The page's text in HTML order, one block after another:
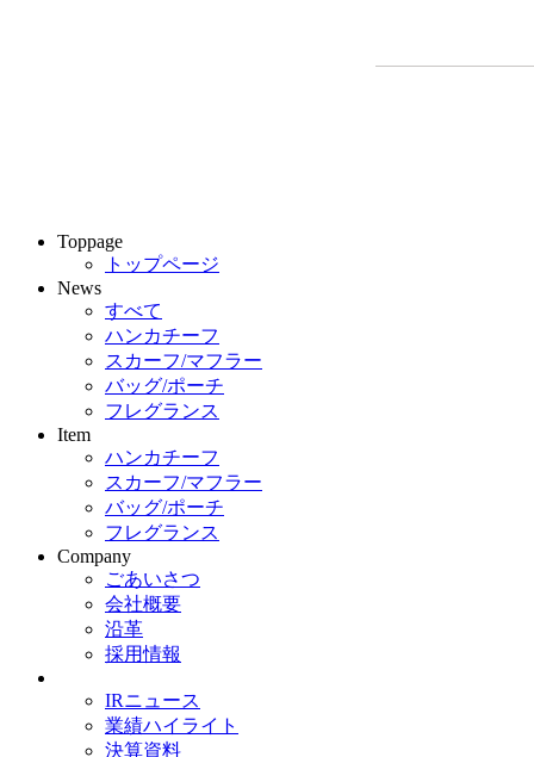
Toppage
トップページ
News
すべて
ハンカチーフ
スカーフ/マフラー
バッグ/ポーチ
フレグランス
Item
ハンカチーフ
スカーフ/マフラー
バッグ/ポーチ
フレグランス
Company
ごあいさつ
会社概要
沿革
採用情報
IRニュース
業績ハイライト
決算資料